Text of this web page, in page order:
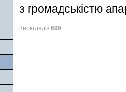
з громадськістю
Переглядів 699